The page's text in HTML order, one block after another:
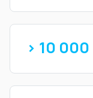
> 10 000